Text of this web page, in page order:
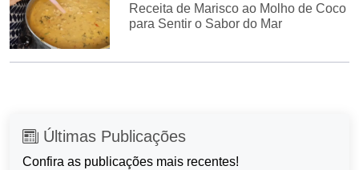
Receita de Marisco ao Molho de Coco
para Sentir o Sabor do Mar
Últimas Publicações
Confira as publicações mais recentes!